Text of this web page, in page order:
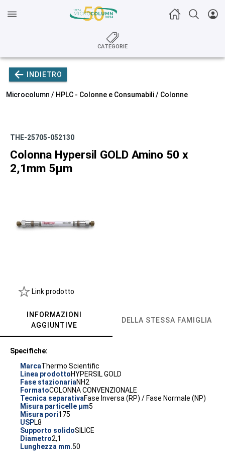
CATEGORIE
INDIETRO
Microcolumn / HPLC - Colonne e Consumabili/ Colonne
THE-25705-052130
Colonna Hypersil GOLD Amino 50 x
2,1mm 5µm
Link prodotto
INFORMAZIONI
AGGIUNTIVE
DELLA STESSA FAMIGLIA
Specifiche:
MarcaThermo Scientific
Linea prodottoHYPERSIL GOLD
Fase stazionariaNH2
FormatoCOLONNA CONVENZIONALE
Tecnica separativaFase Inversa (RP) / Fase Normale (NP)
Misura particelle µm5
Misura pori175
USPL8
Supporto solidoSILICE
Diametro2,1
Lunghezza mm.50